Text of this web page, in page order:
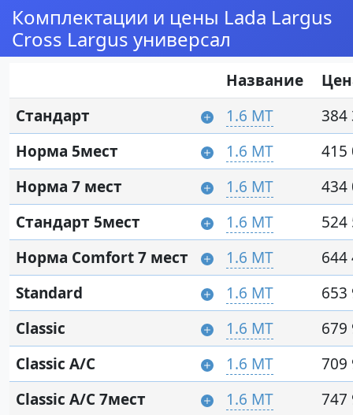
Комплектации и цены Lada Largus
Cross Largus универсал
Название
Стандарт
1.6 MT
384
Норма 5мест
1.6 MT
415
Норма 7 мест
1.6 MT
434
Стандарт 5мест
1.6 MT
524
Норма Comfort 7 мест
1.6 MT
644
Standard
1.6 MT
653
Classic
1.6 MT
679
Classic A/C
1.6 MT
709
Classic A/C 7мест
1.6 MT
747